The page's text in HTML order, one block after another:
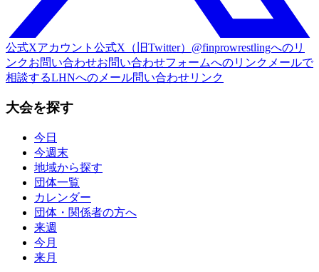
公式Xアカウント 公式X（旧Twitter）@finprowrestlingへのリ
ンクお問い合わせお問い合わせフォームへのリンク メールで
相談するLHNへのメール問い合わせリンク
大会を探す
今日
今週末
地域から探す
団体一覧
カレンダー
団体・関係者の方へ
来週
今月
来月